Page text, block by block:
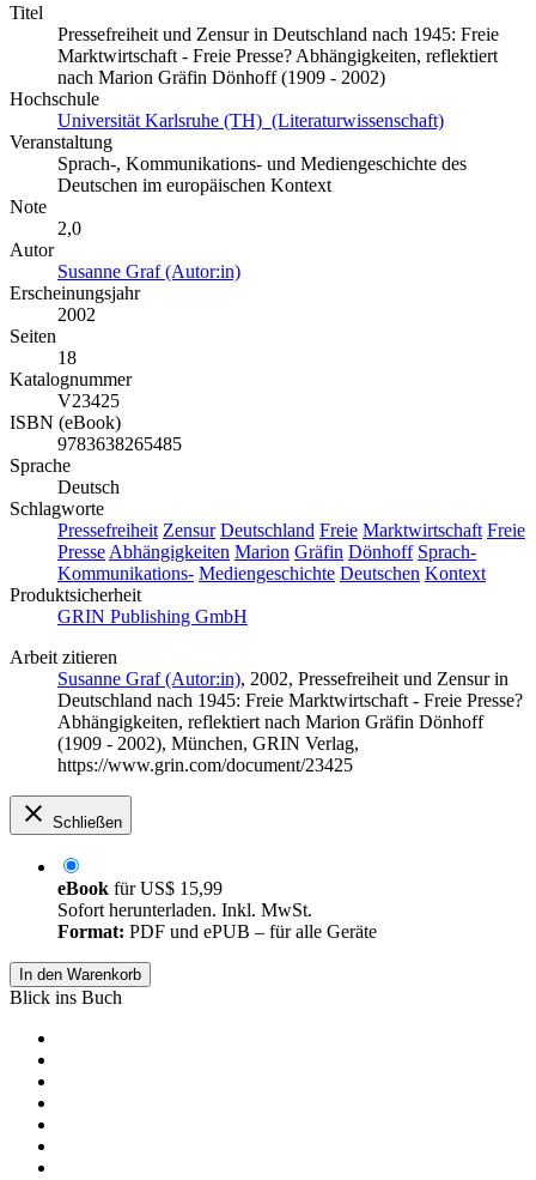
Titel
Pressefreiheit und Zensur in Deutschland nach 1945: Freie
Marktwirtschaft - Freie Presse? Abhängigkeiten, reflektiert
nach Marion Gräfin Dönhoff (1909 - 2002)
Hochschule
Universität Karlsruhe (TH) (Literaturwissenschaft)
Veranstaltung
Sprach-, Kommunikations- und Mediengeschichte des
Deutschen im europäischen Kontext
Note
2,0
Autor
Susanne Graf (Autor:in)
Erscheinungsjahr
2002
Seiten
18
Katalognummer
V23425
ISBN (eBook)
9783638265485
Sprache
Deutsch
Schlagworte
Pressefreiheit Zensur Deutschland Freie Marktwirtschaft Freie
Presse Abhängigkeiten Marion Gräfin Dönhoff Sprach-
Kommunikations- Mediengeschichte Deutschen Kontext
Produktsicherheit
GRIN Publishing GmbH
Arbeit zitieren
Susanne Graf (Autor:in), 2002, Pressefreiheit und Zensur in
Deutschland nach 1945: Freie Marktwirtschaft - Freie Presse?
Abhängigkeiten, reflektiert nach Marion Gräfin Dönhoff
(1909 - 2002), München, GRIN Verlag,
https://www.grin.com/document/23425
Schließen
eBook fürUS$ 15,99
Sofort herunterladen. Inkl. MwSt.
Format: PDF und ePUB – für alle Geräte
In den Warenkorb
Blick ins Buch